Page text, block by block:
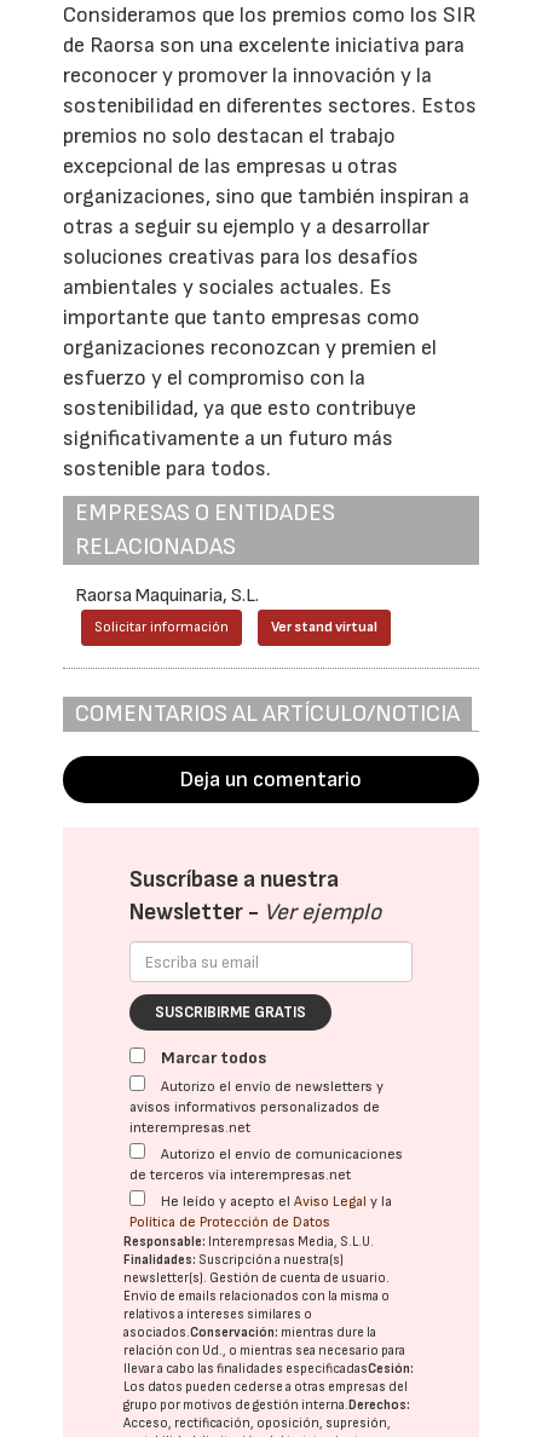
Consideramos que los premios como los SIR
de Raorsa son una excelente iniciativa para
reconocer y promover la innovación y la
sostenibilidad en diferentes sectores. Estos
premios no solo destacan el trabajo
excepcional de las empresas u otras
organizaciones, sino que también inspiran a
otras a seguir su ejemplo y a desarrollar
soluciones creativas para los desafíos
ambientales y sociales actuales. Es
importante que tanto empresas como
organizaciones reconozcan y premien el
esfuerzo y el compromiso con la
sostenibilidad, ya que esto contribuye
significativamente a un futuro más
sostenible para todos.
EMPRESAS O ENTIDADES
RELACIONADAS
Raorsa Maquinaria, S.L.
Solicitar información Ver stand virtual
COMENTARIOS AL ARTÍCULO/NOTICIA
Deja un comentario
Suscríbase a nuestra
Newsletter - Ver ejemplo
SUSCRIBIRME GRATIS
Marcar todos
Autorizo el envío de newsletters y
avisos informativos personalizados de
interempresas.net
Autorizo el envío de comunicaciones
de terceros vía interempresas.net
He leído y acepto elAviso Legal y la
Política de Protección de Datos
Responsable: Interempresas Media, S.L.U.
Finalidades: Suscripción a nuestra(s)
newsletter(s). Gestión de cuenta de usuario.
Envío de emails relacionados con la misma o
relativos a intereses similares o
asociados.Conservación: mientras dure la
relación con Ud., o mientras sea necesario para
llevar a cabo las finalidades especificadasCesión:
Los datos pueden cederse a otras empresas del
grupo por motivos de gestión interna. Derechos:
Acceso, rectificación, oposición, supresión,